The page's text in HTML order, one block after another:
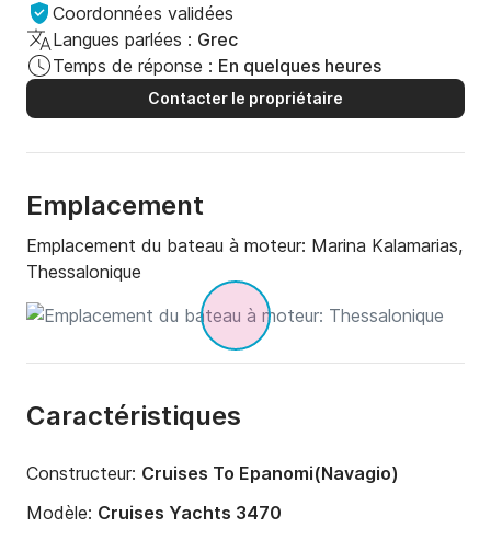
Coordonnées validées
Langues parlées : Grec
Temps de réponse : En quelques heures
Contacter le propriétaire
Emplacement
Emplacement du bateau à moteur: Marina Kalamarias,
Thessalonique
Caractéristiques
Constructeur: Cruises To Epanomi(Navagio)
Modèle: Cruises Yachts 3470